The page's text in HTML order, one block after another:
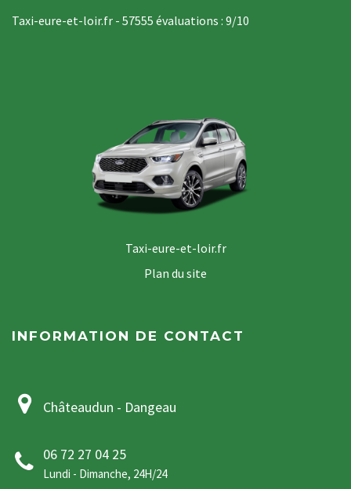
Taxi-eure-et-loir.fr - 57555 évaluations : 9/10
Taxi-eure-et-loir.fr
Plan du site
INFORMATION DE CONTACT
Châteaudun - Dangeau
06 72 27 04 25
Lundi - Dimanche, 24H/24